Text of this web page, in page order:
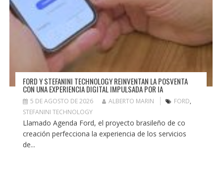
FORD Y STEFANINI TECHNOLOGY REINVENTAN LA POSVENTA
CON UNA EXPERIENCIA DIGITAL IMPULSADA POR IA
5 DE AGOSTO DE 2026 ALBERTO MARIN FORD,
STEFANINI TECHNOLOGY
Llamado Agenda Ford, el proyecto brasileño de co
creación perfecciona la experiencia de los servicios
de...